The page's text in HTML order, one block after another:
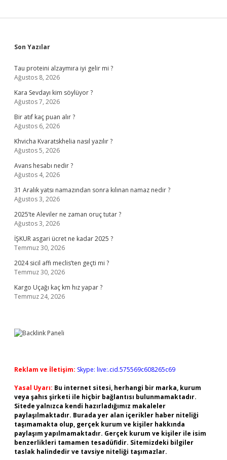
Sidebar
Son Yazılar
Tau proteini alzaymıra iyi gelir mi ?
Ağustos 8, 2026
Kara Sevdayı kim söylüyor ?
Ağustos 7, 2026
Bir atıf kaç puan alır ?
Ağustos 6, 2026
Khvicha Kvaratskhelia nasıl yazılır ?
Ağustos 5, 2026
Avans hesabı nedir ?
Ağustos 4, 2026
31 Aralık yatsı namazından sonra kılınan namaz nedir ?
Ağustos 3, 2026
2025’te Aleviler ne zaman oruç tutar ?
Ağustos 3, 2026
İŞKUR asgari ücret ne kadar 2025 ?
Temmuz 30, 2026
2024 sicil affı meclis’ten geçti mi ?
Temmuz 30, 2026
Kargo Uçağı kaç km hız yapar ?
Temmuz 24, 2026
Reklam ve İletişim: Skype: live:.cid.575569c608265c69
Yasal Uyarı: Bu internet sitesi, herhangi bir marka, kurum
veya şahıs şirketi ile hiçbir bağlantısı bulunmamaktadır.
Sitede yalnızca kendi hazırladığımız makaleler
paylaşılmaktadır. Burada yer alan içerikler haber niteliği
taşımamakta olup, gerçek kurum ve kişiler hakkında
paylaşım yapılmamaktadır. Gerçek kurum ve kişiler ile isim
benzerlikleri tamamen tesadüfidir. Sitemizdeki bilgiler
taslak halindedir ve tavsiye niteliği taşımazlar.